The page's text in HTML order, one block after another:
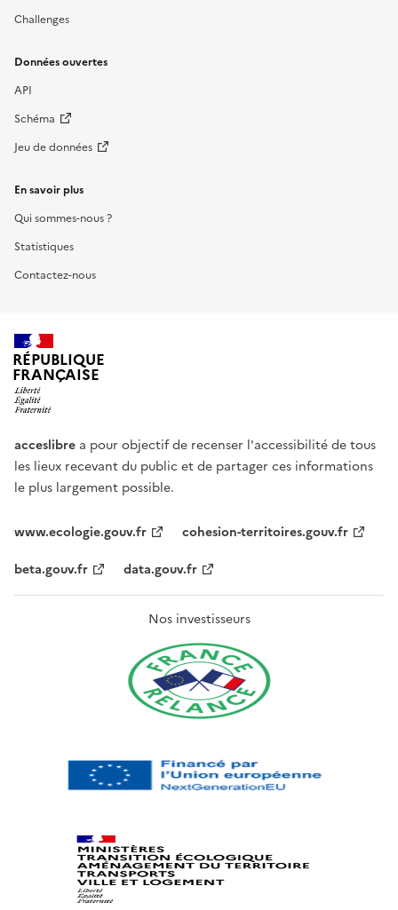
Challenges
Données ouvertes
API
Schéma
Jeu de données
En savoir plus
Qui sommes-nous ?
Statistiques
Contactez-nous
RÉPUBLIQUE
FRANÇAISE
acceslibre a pour objectif de recenser l'accessibilité de tous
les lieux recevant du public et de partager ces informations
le plus largement possible.
www.ecologie.gouv.fr
cohesion-territoires.gouv.fr
beta.gouv.fr
data.gouv.fr
Nos investisseurs